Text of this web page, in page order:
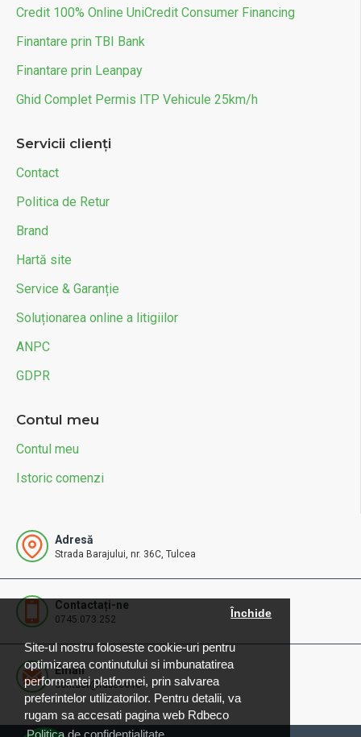
Site-ul nostru foloseste cookie-uri pentru
optimizarea continutului si imbunatatirea
performantei platformei, prin salvarea
preferintelor utilizatorilor. Pentru detalii, va
rugam sa accesati pagina web Rdbeco
Închide
Credit 100% Online UniCredit Consumer Financing
Finantare prin TBI Bank
Finantare prin Leanpay
Ghid Complet Permis ITP Vehicule 25km/h
Servicii clienți
Contact
Politica de Retur
Brand
Hartă site
Service & Garanție
Soluționarea online a litigiilor
ANPC
GDPR
Contul meu
Contul meu
Istoric comenzi
Adresă
Strada Barajului, nr. 36C, Tulcea
Contactați-ne
0745.073.252
Email
contact@rdbeco.ro